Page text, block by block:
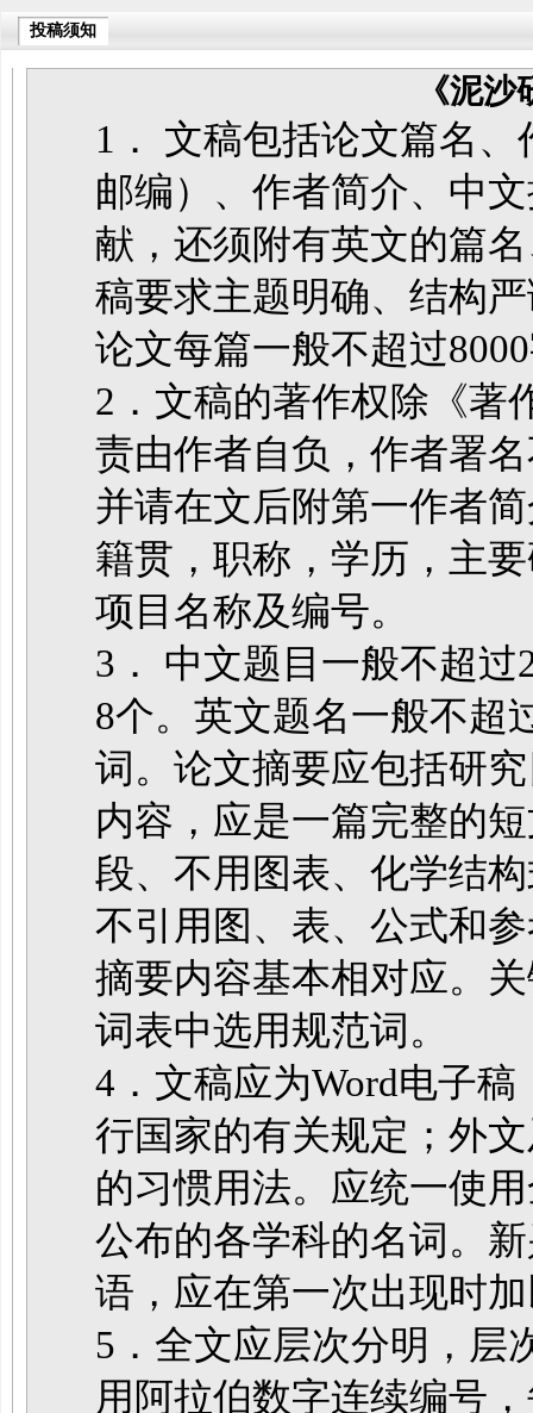
投稿须知
《泥
1． 文稿包括论文篇名
邮编）、作者简介、中
献，还须附有英文的篇
稿要求主题明确、结构
论文每篇一般不超过
2．文稿的著作权除《著
责由作者自负，作者署
并请在文后附第一作者
籍贯，职称，学历，主
项目名称及编号。
3． 中文题目一般不超过
8个。英文题名一般不超
词。论文摘要应包括研
内容，应是一篇完整的
段、不用图表、化学结
不引用图、表、公式和
摘要内容基本相对应。
词表中选用规范词。
4．文稿应为Word电子
行国家的有关规定；外
的习惯用法。应统一使
公布的各学科的名词。
语，应在第一次出现时
5．全文应层次分明，层
用阿拉伯数字连续编号